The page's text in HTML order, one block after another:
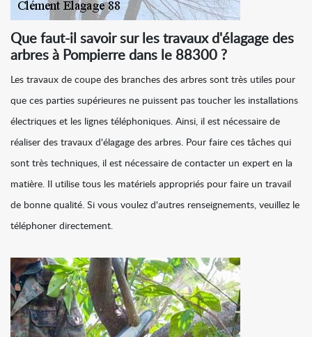
Que faut-il savoir sur les travaux d'élagage des
arbres à Pompierre dans le 88300 ?
Les travaux de coupe des branches des arbres sont très utiles pour
que ces parties supérieures ne puissent pas toucher les installations
électriques et les lignes téléphoniques. Ainsi, il est nécessaire de
réaliser des travaux d'élagage des arbres. Pour faire ces tâches qui
sont très techniques, il est nécessaire de contacter un expert en la
matière. Il utilise tous les matériels appropriés pour faire un travail
de bonne qualité. Si vous voulez d'autres renseignements, veuillez le
téléphoner directement.